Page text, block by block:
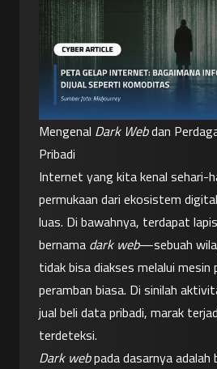
Mengenal Dark Web dan
Pribadi
Internet yang kita kenal sehari-
permukaan dari ekosistem
luas. Di bawahnya, terdapat
bernama dark web—sebuah
tidak bisa diakses melalui mesin
peramban biasa. Di sinilah
jual beli data pribadi, marak
terdeteksi.
Dark web pada dasarnya adalah